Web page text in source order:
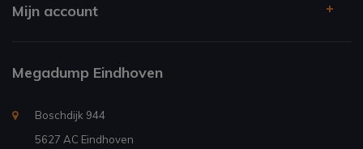
Mijn account
Megadump Eindhoven
Boschdijk 944
5627 AC Eindhoven